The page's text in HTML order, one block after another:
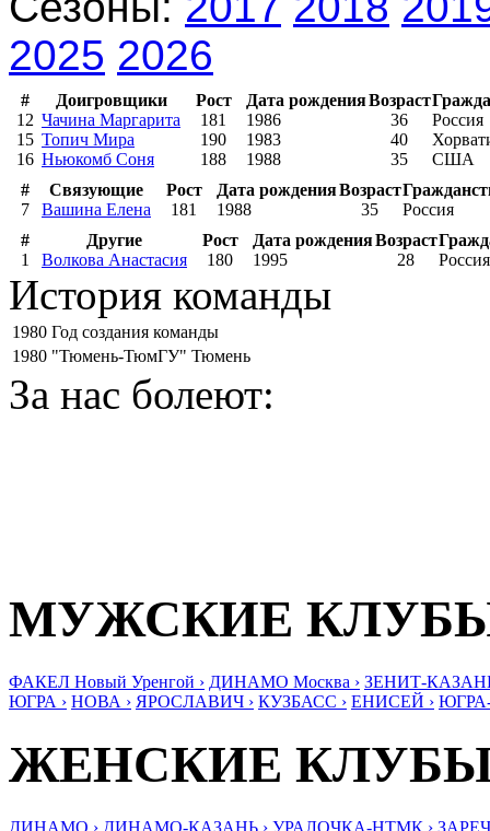
2025 2026
# Доигровщики Рост Дата рожденияВозраст
12 Чачина Маргарита 181 1986 36
Россия
15 Топич Мира 190 1983 40
16 Ньюкомб Соня 188 1988 35
США
#
Связующие Рост Дата рожденияВозраст
7
Вашина Елена 181 1988 35
Россия
#
Другие Рост Дата рожденияВозраст
1
Волкова Анастасия 180 1995 28 Россия
История команды
1980 Год создания команды
1980 "Тюмень-ТюмГУ" Тюмень
За нас болеют:
МУЖСКИЕ
ФАКЕЛ Новый Уренгой › ДИНАМО Москва › ЗЕНИТ-
ЮГРА › НОВА › ЯРОСЛАВИЧ › КУЗБАСС › ЕНИСЕЙ ›
ЖЕНСКИЕ
ДИНАМО › ДИНАМО-КАЗАНЬ › УРАЛОЧКА-НТМК ›